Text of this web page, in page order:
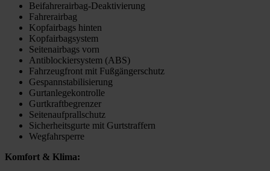
Beifahrerairbag-Deaktivierung
Fahrerairbag
Kopfairbags hinten
Kopfairbagsystem
Seitenairbags vorn
Antiblockiersystem (ABS)
Fahrzeugfront mit Fußgängerschutz
Gespannstabilisierung
Gurtanlegekontrolle
Gurtkraftbegrenzer
Seitenaufprallschutz
Sicherheitsgurte mit Gurtstraffern
Wegfahrsperre
Komfort & Klima: